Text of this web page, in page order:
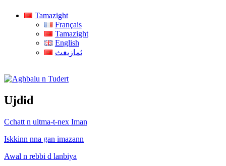
Tamazight
Français
Tamazight
English
ثمازيغث
Aghbalu n Tudert
Ujdid
Cchatt n ultma-t-nex Iman
Iskkinn nna gan imazann
Awal n rebbi d lanbiya